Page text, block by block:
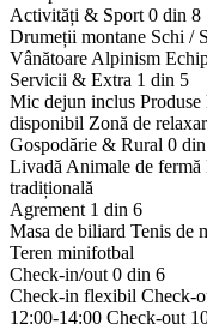
Activități & Sport 0 din 8
Drumeții montane Schi /
Vânătoare Alpinism
Servicii & Extra 1 din 5
Mic dejun inclus Produse
disponibil Zonă de
Gospodărie & Rural 0
Livadă Animale de fermă
tradițională
Agrement 1 din 6
Masa de biliard Tenis de
Teren minifotbal
Check-in/out 0 din 6
Check-in flexibil Check-
12:00-14:00 Check-out